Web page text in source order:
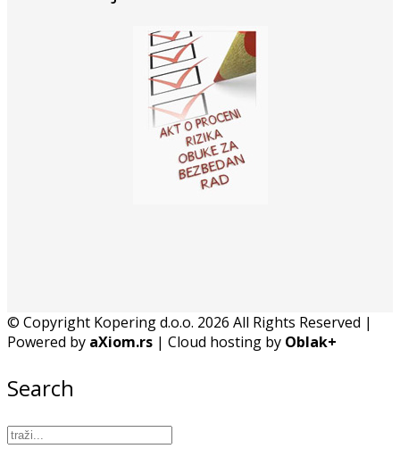
© Copyright Kopering d.o.o. 2026 All Rights Reserved |
Powered by aXiom.rs | Cloud hosting by Oblak+
Search